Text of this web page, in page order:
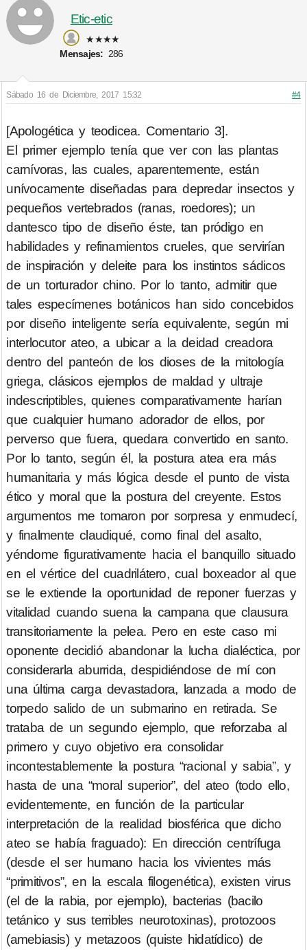
Etic-etic
★★★★
Mensajes: 286
Sábado 16 de Diciembre, 2017 15:32 #4
[Apologética y teodicea. Comentario 3].
El primer ejemplo tenía que ver con las plantas
carnívoras, las cuales, aparentemente, están
unívocamente diseñadas para depredar insectos y
pequeños vertebrados (ranas, roedores); un
dantesco tipo de diseño éste, tan pródigo en
habilidades y refinamientos crueles, que servirían
de inspiración y deleite para los instintos sádicos
de un torturador chino. Por lo tanto, admitir que
tales especímenes botánicos han sido concebidos
por diseño inteligente sería equivalente, según mi
interlocutor ateo, a ubicar a la deidad creadora
dentro del panteón de los dioses de la mitología
griega, clásicos ejemplos de maldad y ultraje
indescriptibles, quienes comparativamente harían
que cualquier humano adorador de ellos, por
perverso que fuera, quedara convertido en santo.
Por lo tanto, según él, la postura atea era más
humanitaria y más lógica desde el punto de vista
ético y moral que la postura del creyente. Estos
argumentos me tomaron por sorpresa y enmudecí,
y finalmente claudiqué, como final del asalto,
yéndome figurativamente hacia el banquillo situado
en el vértice del cuadrilátero, cual boxeador al que
se le extiende la oportunidad de reponer fuerzas y
vitalidad cuando suena la campana que clausura
transitoriamente la pelea. Pero en este caso mi
oponente decidió abandonar la lucha dialéctica, por
considerarla aburrida, despidiéndose de mí con
una última carga devastadora, lanzada a modo de
torpedo salido de un submarino en retirada. Se
trataba de un segundo ejemplo, que reforzaba al
primero y cuyo objetivo era consolidar
incontestablemente la postura “racional y sabia”, y
hasta de una “moral superior”, del ateo (todo ello,
evidentemente, en función de la particular
interpretación de la realidad biosférica que dicho
ateo se había fraguado): En dirección centrífuga
(desde el ser humano hacia los vivientes más
“primitivos”, en la escala filogenética), existen virus
(el de la rabia, por ejemplo), bacterias (bacilo
tetánico y sus terribles neurotoxinas), protozoos
(amebiasis) y metazoos (quiste hidatídico) de